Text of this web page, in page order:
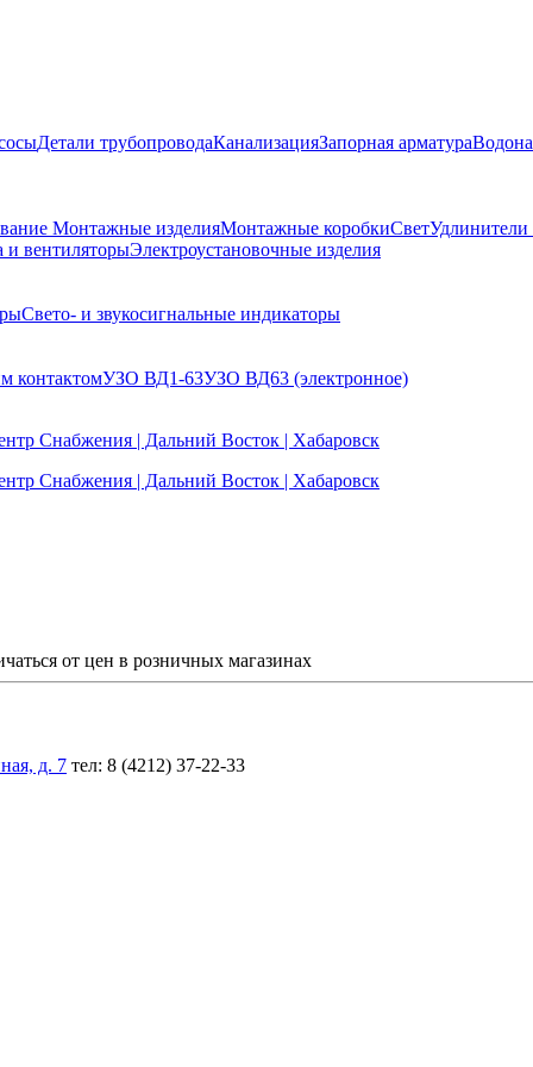
Детали трубопроводаКанализацияЗапорная арматура
Монтажные изделияМонтажные коробкиСвет
и вентиляторыЭлектроустановочные изделия
Свето- и звукосигнальные индикаторы
контактомУЗО ВД1-63УЗО ВД63 (электронное)
от цен в розничных магазинах
д. 7 тел: 8 (4212) 37-22-33